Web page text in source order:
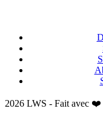
2026 LWS - Fait avec ❤️